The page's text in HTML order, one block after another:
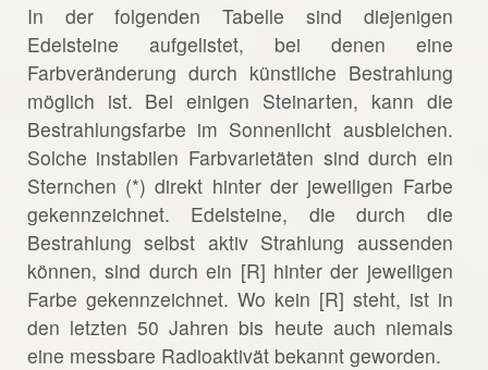
In der folgenden Tabelle sind diejenigen
Edelsteine aufgelistet, bei denen eine
Farbveränderung durch künstliche Bestrahlung
möglich ist. Bei einigen Steinarten, kann die
Bestrahlungsfarbe im Sonnenlicht ausbleichen.
Solche instabilen Farbvarietäten sind durch ein
Sternchen (*) direkt hinter der jeweiligen Farbe
gekennzeichnet. Edelsteine, die durch die
Bestrahlung selbst aktiv Strahlung aussenden
können, sind durch ein [R] hinter der jeweiligen
Farbe gekennzeichnet. Wo kein [R] steht, ist in
den letzten 50 Jahren bis heute auch niemals
eine messbare Radioaktivät bekannt geworden.